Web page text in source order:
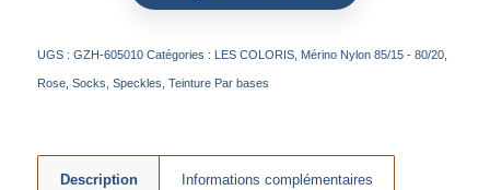
UGS : GZH-605010 Catégories : LES COLORIS, Mérino Nylon 85/15 - 80/20,
Rose, Socks, Speckles, Teinture Par bases
Description Informations complémentaires